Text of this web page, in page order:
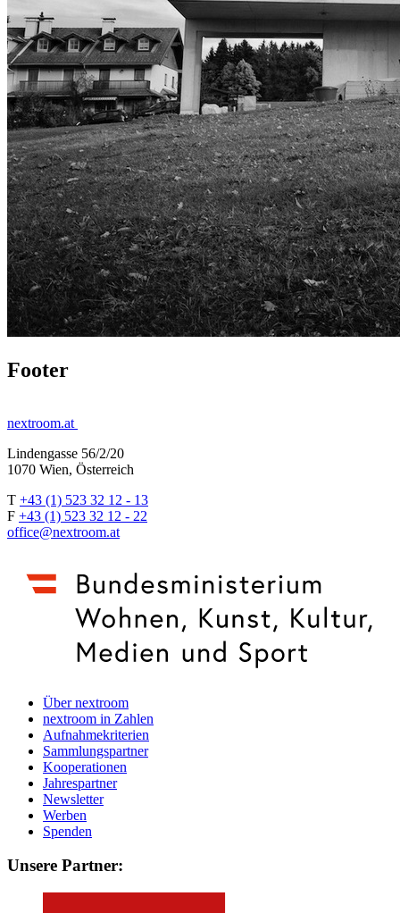
Footer
nextroom.at
Lindengasse 56/2/20
1070 Wien, Österreich
T +43 (1) 523 32 12 - 13
F +43 (1) 523 32 12 - 22
office@nextroom.at
Über nextroom
nextroom in Zahlen
Aufnahmekriterien
Sammlungspartner
Kooperationen
Jahrespartner
Newsletter
Werben
Spenden
Unsere Partner: